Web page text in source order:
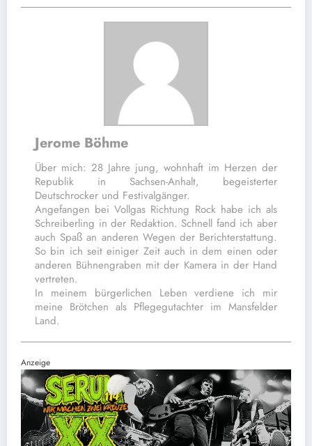
Jerome Böhme
Über mich: 28 Jahre jung, wohnhaft im Herzen der
Republik in Sachsen-Anhalt, begeisterter
Deutschrocker und Festivalgänger.
Angefangen bei Vollgas Richtung Rock habe ich als
Schreiberling in der Redaktion. Schnell fand ich aber
auch Spaß an anderen Wegen der Berichterstattung.
So bin ich seit einiger Zeit auch in dem einen oder
anderen Bühnengraben mit der Kamera in der Hand
vertreten.
In meinem bürgerlichen Leben verdiene ich mir
meine Brötchen als Pflegegutachter im Mansfelder
Land.
Anzeige